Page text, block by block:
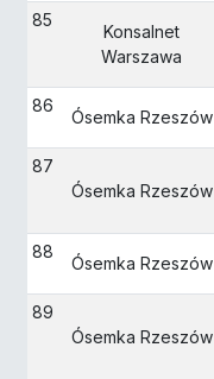
85
Konsalnet
Warszawa
86
Ósemka Rzeszów
87
Ósemka Rzeszów
88
Ósemka Rzeszów
89
Ósemka Rzeszów